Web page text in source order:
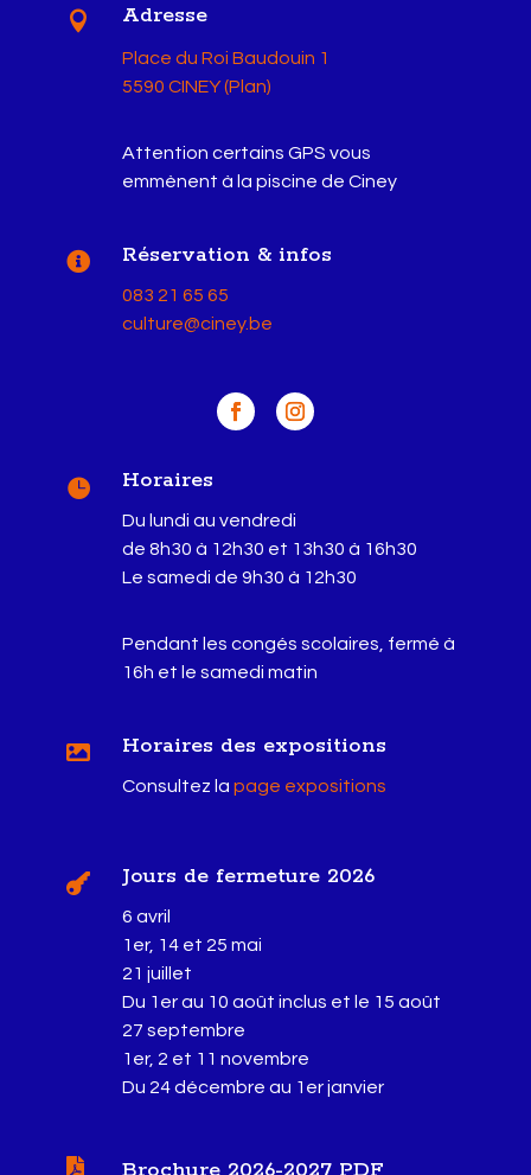
 Adresse
Place du Roi Baudouin 1
5590 CINEY (Plan)
Attention certains GPS vous
emmènent à la piscine de Ciney
 Réservation & infos
083 21 65 65
culture@ciney.be
 Horaires
Du lundi au vendredi
de 8h30 à 12h30 et 13h30 à 16h30
Le samedi de 9h30 à 12h30
Pendant les congés scolaires, fermé à
16h et le samedi matin
 Horaires des expositions
Consultez la page expositions
 Jours de fermeture 2026
6 avril
1er, 14 et 25 mai
21 juillet
Du 1er au 10 août inclus et le 15 août
27 septembre
1er, 2 et 11 novembre
Du 24 décembre au 1er janvier
